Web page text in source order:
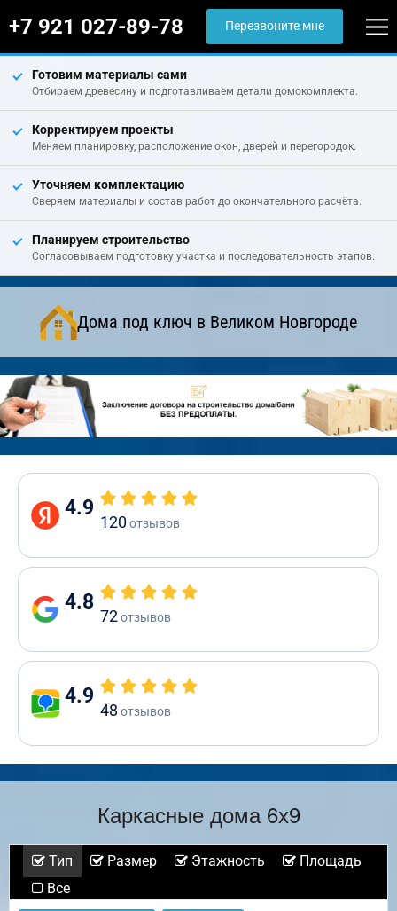
+7 921 027-89-78 Перезвоните мне
Готовим материалы сами
Отбираем древесину и подготавливаем детали домокомплекта.
Корректируем проекты
Меняем планировку, расположение окон, дверей и перегородок.
Уточняем комплектацию
Сверяем материалы и состав работ до окончательного расчёта.
Планируем строительство
Согласовываем подготовку участка и последовательность этапов.
Дома под ключ в Великом Новгороде
4.9
120отзывов
4.8
72отзывов
4.9
48 отзывов
Каркасные дома 6х9
Тип Размер Этажность
Площадь
Все